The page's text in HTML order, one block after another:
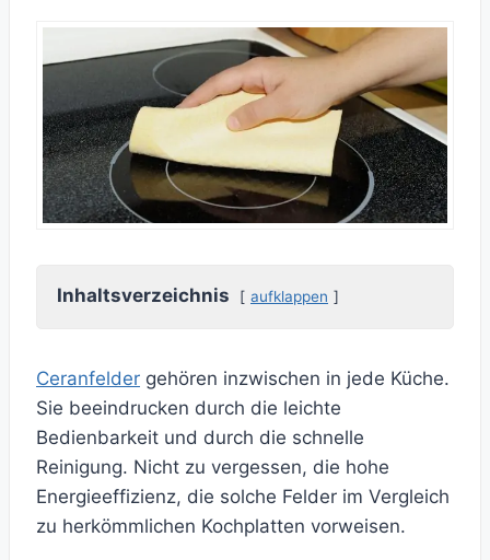
Inhaltsverzeichnis aufklappen
Ceranfelder gehören inzwischen in jede Küche.
Sie beeindrucken durch die leichte
Bedienbarkeit und durch die schnelle
Reinigung. Nicht zu vergessen, die hohe
Energieeffizienz, die solche Felder im Vergleich
zu herkömmlichen Kochplatten vorweisen.